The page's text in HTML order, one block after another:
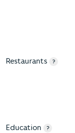
Restaurants ?
Education ?